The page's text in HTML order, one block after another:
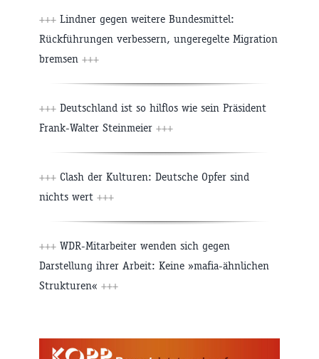
+++ Lindner gegen weitere Bundesmittel:
Rückführungen verbessern, ungeregelte Migration
bremsen +++
+++ Deutschland ist so hilflos wie sein Präsident
Frank-Walter Steinmeier +++
+++ Clash der Kulturen: Deutsche Opfer sind
nichts wert +++
+++ WDR-Mitarbeiter wenden sich gegen
Darstellung ihrer Arbeit: Keine »mafia-ähnlichen
Strukturen« +++